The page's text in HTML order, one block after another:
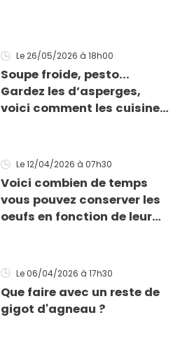
Le 26/05/2026 à 18h00
Soupe froide, pesto...
Gardez les d’asperges,
voici comment les cuisiner
Le 12/04/2026 à 07h30
Voici combien de temps
vous pouvez conserver les
oeufs en fonction de leur
Le 06/04/2026 à 17h30
Que faire avec un reste de
gigot d'agneau ?